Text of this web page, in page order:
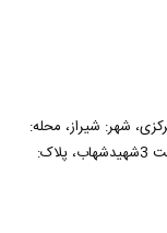
شهر: شیراز، محله:
مشیر فاطمی، خیابان سیدجمال الدین اسدآبادی، بن بست 3شهیدشهاب، پلاک: